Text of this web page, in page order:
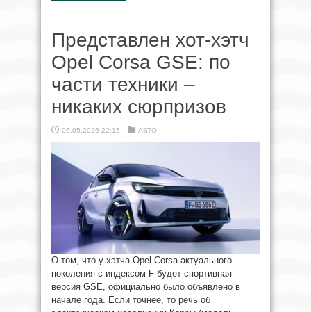
Представлен хот-хэтч
Opel Corsa GSE: по
части техники –
никаких сюрпризов
06.05.2026 22:15 АВТО
О том, что у хэтча Opel Corsa актуального
поколения с индексом F будет спортивная
версия GSE, официально было объявлено в
начале года. Если точнее, то речь об